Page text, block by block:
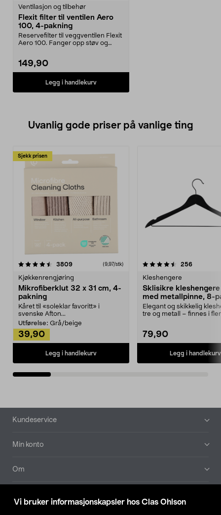
Vi bruker informasjonskapsler hos Clas Ohlson
Ventilasjon og tilbehør
Flexit filter til ventilen Aero
100, 4-pakning
Reservefilter til veggventilen Flexit
Aero 100. Fanger opp støv og
149,90
Legg i handlekurv
Uvanlig gode priser på vanlige ting
Sjekk prisen
3809anmeldelser(9,97/stk)
Kjøkkenrengjøring
Mikrofiberklut 32 x 31 cm, 4-
pakning
Kåret til «soleklar favoritt» i
svenske Afton...
Utførelse: Grå/beige
39,90
Legg i handlekurv
4.5av 5 stjerner 256
Kleshengere
Sklisikre
med metallpinne, 8-
Elegant og skikkelig
tre og metall – finnes i
79,90
Legg i handlekurv
4.5av 5 stjerner
Bunntekst
Kundeservice
Min konto
Om